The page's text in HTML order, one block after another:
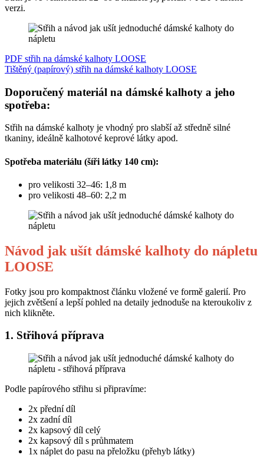
verzi.
PDF střih na dámské kalhoty LOOSE
Tištěný (papírový) střih na dámské kalhoty LOOSE
Doporučený materiál na dámské kalhoty a jeho
spotřeba:
Střih na dámské kalhoty je vhodný pro slabší až středně silné
tkaniny, ideálně kalhotové keprové látky apod.
Spotřeba materiálu (šíři látky 140 cm):
pro velikosti 32–46: 1,8 m
pro velikosti 48–60: 2,2 m
Návod jak ušít dámské kalhoty do nápletu
LOOSE
Fotky jsou pro kompaktnost článku vložené ve formě galerií. Pro
jejich zvětšení a lepší pohled na detaily jednoduše na kteroukoliv z
nich klikněte.
1. Střihová příprava
Podle papírového střihu si připravíme:
2x přední díl
2x zadní díl
2x kapsový díl celý
2x kapsový díl s průhmatem
1x náplet do pasu na přeložku (přehyb látky)